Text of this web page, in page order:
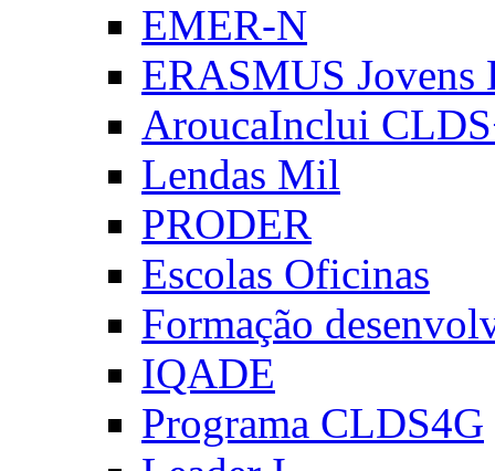
EMER-N
ERASMUS Jovens
AroucaInclui
Lendas Mil
PRODER
Escolas Oficinas
Formação
IQADE
Programa CLDS4G